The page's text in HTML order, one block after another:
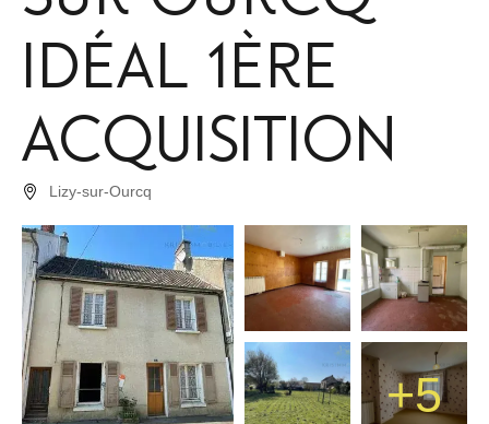
idéal 1ère
acquisition
Lizy-sur-Ourcq
+5